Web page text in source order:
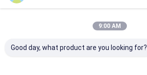
9:00 AM
Good day, what product are you looking for?